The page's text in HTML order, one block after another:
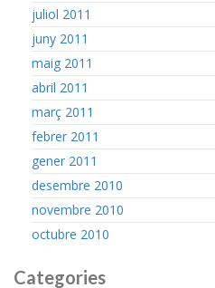
juliol 2011
juny 2011
maig 2011
abril 2011
març 2011
febrer 2011
gener 2011
desembre 2010
novembre 2010
octubre 2010
Categories